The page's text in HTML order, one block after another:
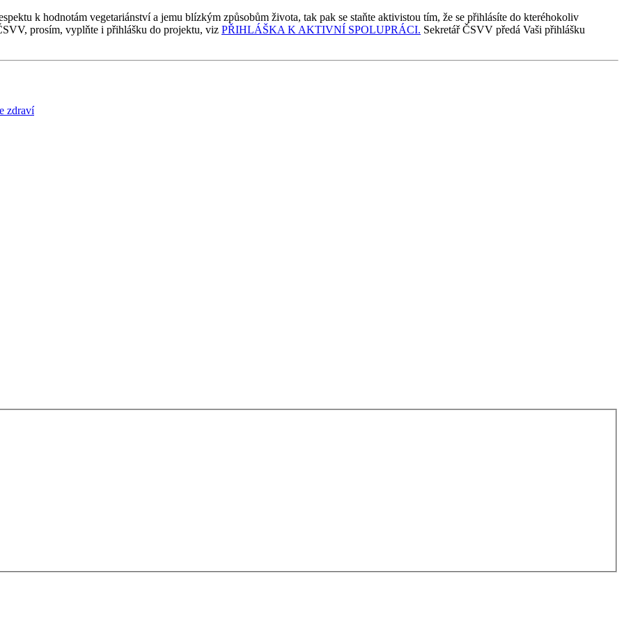
k hodnotám vegetariánství a jemu blízkým způsobům života, tak pak se staňte aktivistou tím, že se přihlásíte do kteréhokoliv
prosím, vyplňte i přihlášku do projektu, viz PŘIHLÁŠKA K AKTIVNÍ SPOLUPRÁCI. Sekretář ČSVV předá Vaši přihlášku
zdraví